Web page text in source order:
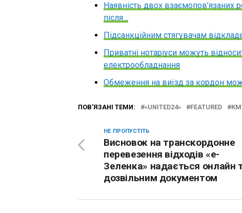
Наявність двох взаємопов’язаних
після…
Підсанкційним стягувачам
Приватні нотаріуси можуть
електрообладнання
Обмеження на виїзд за кордон
ПОВ'ЯЗАНІ ТЕМИ: «UNITED24» FEATURED
НЕ ПРОПУСТІТЬ
Висновок на транскордонне
перевезення відходів «е-
Зеленка» надається онлайн
дозвільним документом